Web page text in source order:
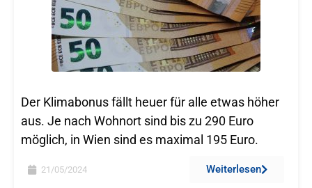
Der Klimabonus fällt heuer für alle etwas höher
aus. Je nach Wohnort sind bis zu 290 Euro
möglich, in Wien sind es maximal 195 Euro.
21/05/2024 Weiterlesen